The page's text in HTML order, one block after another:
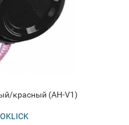
красный (AH-V1)
OKLICK